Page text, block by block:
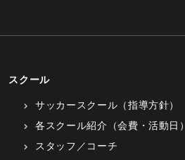
スクール
サッカースクール（指導方針）
各スクール紹介（会費・活動日）
スタッフ／コーチ